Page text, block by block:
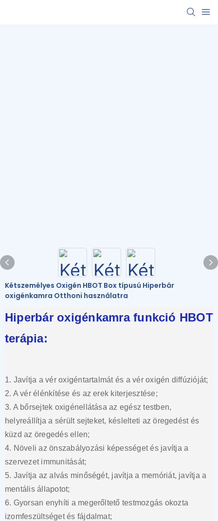
Kétszemélyes Oxigén HBOT Box típusú Hiperbár
oxigénkamra Otthoni használatra
Hiperbár oxigénkamra funkció HBOT
terápia:
1. Javítja a vér oxigéntartalmát és a vér oxigén diffúzióját;
2. A vér élénkítése és az erek kiterjesztése;
3. A bőrsejtek oxigénellátása az egész testben,
helyreállítja a sérült sejteket, késlelteti az öregedést és
küzd az öregedés ellen;
4. Növeli az önszabályozási képességet és javítja a
szervezet immunitását;
5. Javítja az alvás minőségét, javítja a memóriát, javítja a
mentális állapotot;
6. Gyorsan enyhíti a megerőltető testmozgás okozta
izomfeszültséget és fájdalmat;